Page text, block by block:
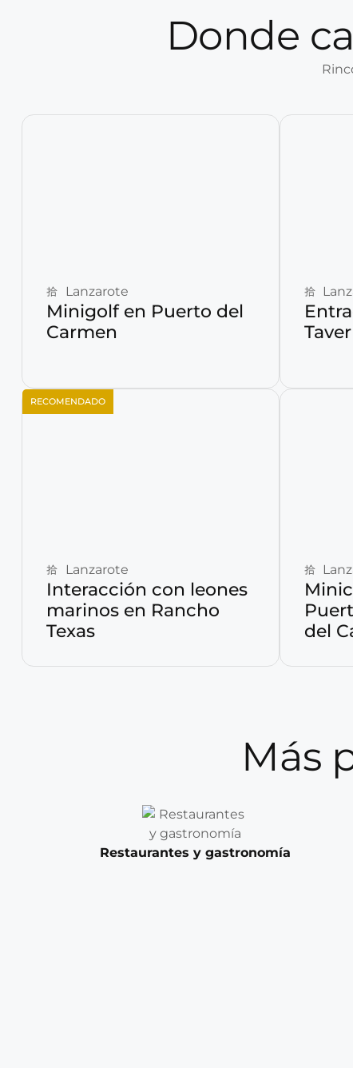
Donde
Lanzarote
Minigolf en Puerto del
Carmen
RECOMENDADO
Lanzarote
Interacción con leones
marinos en Rancho
Texas
del
Más
Restaurantes y gastronomía